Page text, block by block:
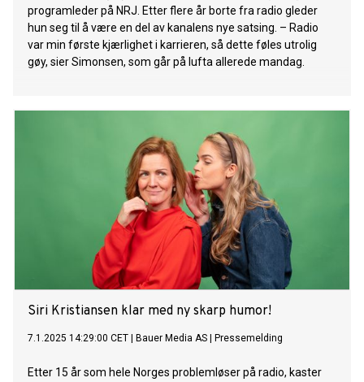
programleder på NRJ. Etter flere år borte fra radio gleder
hun seg til å være en del av kanalens nye satsing. – Radio
var min første kjærlighet i karrieren, så dette føles utrolig
gøy, sier Simonsen, som går på lufta allerede mandag.
Siri Kristiansen klar med ny skarp humor!
7.1.2025 14:29:00 CET Bauer Media AS Pressemelding
Etter 15 år som hele Norges problemløser på radio, kaster